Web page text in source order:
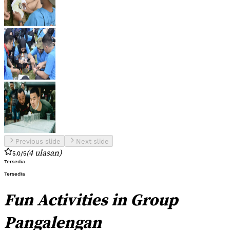
Previous slide Next slide
5.0/5(4 ulasan)
Tersedia
Tersedia
Fun Activities in Group
Pangalengan